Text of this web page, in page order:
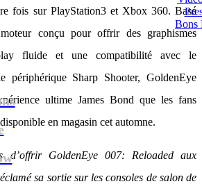
Bons
fois sur PlayStation3 et Xbox 360. Basé
conçu pour offrir des graphismes
fluide et une compatibilité avec le
périphérique Sharp Shooter, GoldenEye
ultime James Bond que les fans
en magasin cet automne.
d’offrir GoldenEye 007: Reloaded aux
sa sortie sur les consoles de salon de